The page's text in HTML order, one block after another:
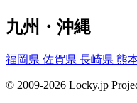
九州・沖縄
福岡県 佐賀県 長崎県 熊
© 2009-2026 Locky.jp